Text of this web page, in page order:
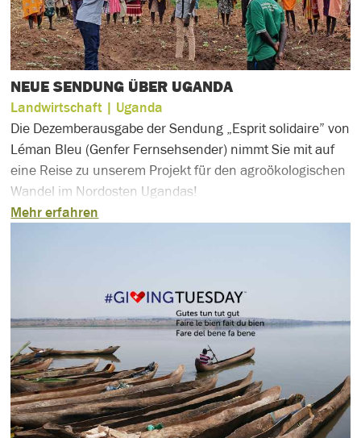
NEUE SENDUNG ÜBER UGANDA
Landwirtschaft | Uganda
Die Dezemberausgabe der Sendung „Esprit solidaire” von
Léman Bleu (Genfer Fernsehsender) nimmt Sie mit auf
eine Reise zu unserem Projekt für den agroökologischen
Wandel im Nordosten Ugandas!
Mehr erfahren